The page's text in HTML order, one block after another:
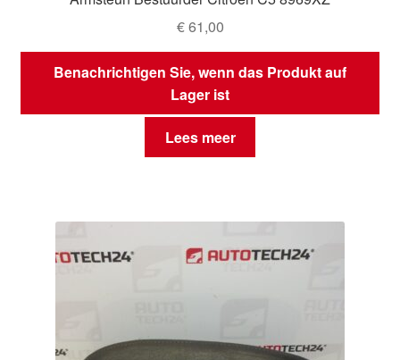
€61,00
Benachrichtigen Sie, wenn das Produkt auf
Lager ist
Lees meer